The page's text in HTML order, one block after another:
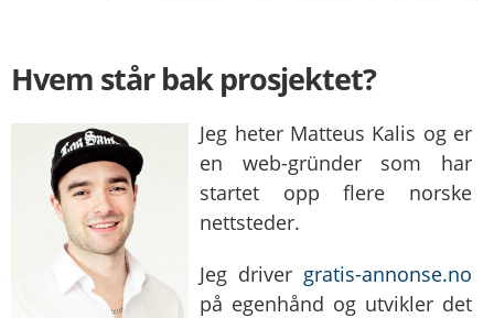
Hvem står bak prosjektet?
Jeg heter Matteus Kalis og er
en web-gründer som har
startet opp flere norske
nettsteder.
Jeg driver gratis-annonse.no
på egenhånd og utvikler det